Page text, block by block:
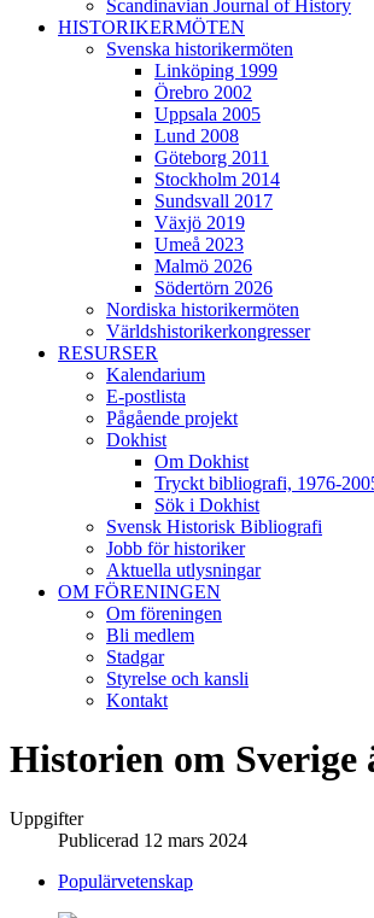
Scandinavian Journal of History
HISTORIKERMÖTEN
Svenska historikermöten
Linköping 1999
Örebro 2002
Uppsala 2005
Lund 2008
Göteborg 2011
Stockholm 2014
Sundsvall 2017
Växjö 2019
Umeå 2023
Malmö 2026
Södertörn 2026
Nordiska historikermöten
Världshistorikerkongresser
RESURSER
Kalendarium
E-postlista
Pågående projekt
Dokhist
Om Dokhist
Tryckt bibliografi, 1976-
Sök i Dokhist
Svensk Historisk Bibliografi
Jobb för historiker
Aktuella utlysningar
OM FÖRENINGEN
Om föreningen
Bli medlem
Stadgar
Styrelse och kansli
Kontakt
Historien om Sverige
Uppgifter
Publicerad 12 mars 2024
Populärvetenskap